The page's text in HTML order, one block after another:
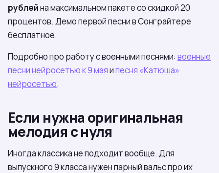
рублейна максимальном пакете со скидкой 20
процентов. Демо первой песни в Сонграйтере
бесплатное.
Подробно про работу с военными песнями: военные
песни нейросетью к 9 маяипесня «Катюша»
нейросетью.
Если нужна оригинальная
мелодия с нуля
Иногда классика не подходит вообще. Для
выпускного 9 класса нужен парный вальс про их